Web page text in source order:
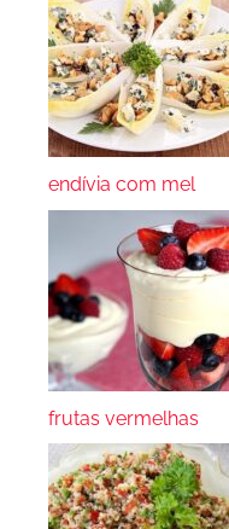
endívia com mel
frutas vermelhas